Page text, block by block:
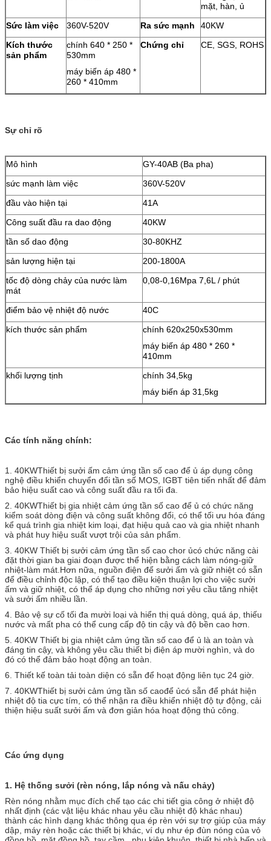
mặt, hàn, ủ
Sức làm việc
360V-520V Ra sức mạnh
40KW
Kích thước
sản phẩm
chính 640 * 250 *
530mm
máy biến áp 480 *
260 * 410mm
Chứng chỉ CE, SGS, ROHS
Sự chỉ rõ
Mô hình
GY-40AB (Ba pha)
sức mạnh làm việc
360V-520V
đầu vào hiện tại
41A
Công suất đầu ra dao động
40KW
tần số dao động
30-80KHZ
sản lượng hiện tại
200-1800A
tốc độ dòng chảy của nước làm
mát
0,08-0,16Mpa 7,6L / phút
điểm bảo vệ nhiệt độ nước
40C
kích thước sản phẩm
chính 620x250x530mm
máy biến áp 480 * 260 *
410mm
khối lượng tịnh
chính 34,5kg
máy biến áp 31,5kg
Các tính năng chính:
1. 40KWThiết bị sưởi ấm cảm ứng tần số cao để ủ áp dụng công
nghệ điều khiển chuyển đổi tần số MOS, IGBT tiên tiến nhất để đảm
bảo hiệu suất cao và công suất đầu ra tối đa.
2. 40KWThiết bị gia nhiệt cảm ứng tần số cao để ủ có chức năng
kiểm soát dòng điện và công suất không đổi, có thể tối ưu hóa đáng
kể quá trình gia nhiệt kim loại, đạt hiệu quả cao và gia nhiệt nhanh
và phát huy hiệu suất vượt trội của sản phẩm.
3. 40KW Thiết bị sưởi cảm ứng tần số cao chor ủcó chức năng cài
đặt thời gian ba giai đoạn được thể hiện bằng cách làm nóng-giữ
nhiệt-làm mát.Hơn nữa, nguồn điện để sưởi ấm và giữ nhiệt có sẵn
để điều chỉnh độc lập, có thể tạo điều kiện thuận lợi cho việc sưởi
ấm và giữ nhiệt, có thể áp dụng cho những nơi yêu cầu tăng nhiệt
và sưởi ấm nhiều lần.
4. Bảo vệ sự cố tối đa mười loại và hiển thị quá dòng, quá áp, thiếu
nước và mất pha có thể cung cấp độ tin cậy và độ bền cao hơn.
5. 40KW Thiết bị gia nhiệt cảm ứng tần số cao để ủ là an toàn và
đáng tin cậy, và không yêu cầu thiết bị điện áp mười nghìn, và do
đó có thể đảm bảo hoạt động an toàn.
6. Thiết kế toàn tải toàn diện có sẵn để hoạt động liên tục 24 giờ.
7. 40KWThiết bị sưởi cảm ứng tần số caođể ủcó sẵn để phát hiện
nhiệt độ tia cực tím, có thể nhận ra điều khiển nhiệt độ tự động, cải
thiện hiệu suất sưởi ấm và đơn giản hóa hoạt động thủ công.
Các ứng dụng
1. Hệ thống sưởi (rèn nóng, lắp nóng và nấu chảy)
Rèn nóng nhằm mục đích chế tạo các chi tiết gia công ở nhiệt độ
nhất định (các vật liệu khác nhau yêu cầu nhiệt độ khác nhau)
thành các hình dạng khác thông qua ép rèn với sự trợ giúp của máy
dập, máy rèn hoặc các thiết bị khác, ví dụ như ép đùn nóng của vỏ